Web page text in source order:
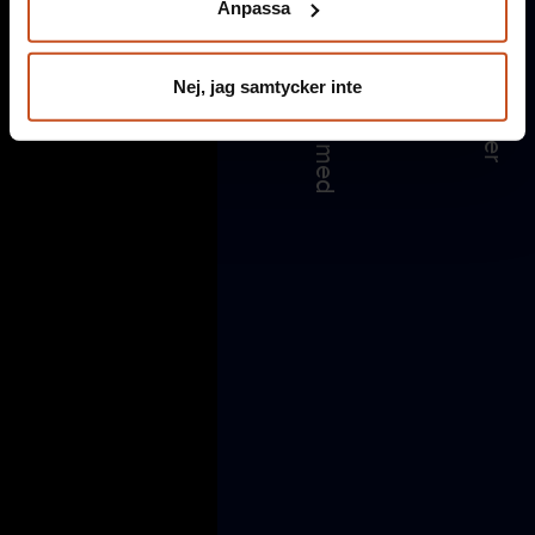
integritet@suntarbetsliv.se.Anpassa
Nej, jag samtycker inte
organisationerna och arbetsgivarorganisationerna SKR